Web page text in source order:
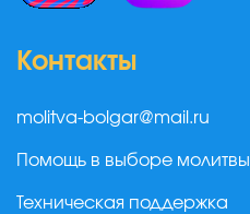
Контакты
molitva-bolgar@mail.ru
Помощь в выборе молитвы
Техническая поддержка